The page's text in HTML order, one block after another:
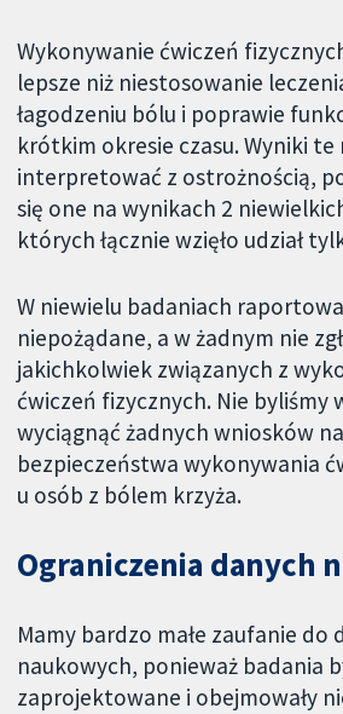
Wykonywanie ćwiczeń
lepsze niż niestosowanie
łagodzeniu bólu i poprawie
krótkim okresie czasu. Wyniki te
interpretować z ostrożnością,
się one na wynikach 2
których łącznie wzięło udział
W niewielu badaniach
niepożądane, a w żadnym nie
jakichkolwiek związanych z
ćwiczeń fizycznych. Nie byliśmy
wyciągnąć żadnych wniosków
bezpieczeństwa wykonywania
u osób z bólem krzyża.
Ograniczenia danych
Mamy bardzo małe zaufanie do
naukowych, ponieważ badania
zaprojektowane i obejmowały